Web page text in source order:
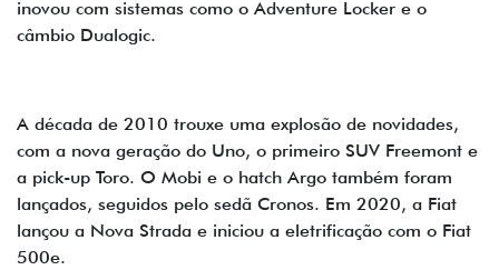
inovou com sistemas como o Adventure Locker e o
câmbio Dualogic.
A década de 2010 trouxe uma explosão de novidades,
com a nova geração do Uno, o primeiro SUV Freemont e
a pick-up Toro. O Mobi e o hatch Argo também foram
lançados, seguidos pelo sedã Cronos. Em 2020, a Fiat
lançou a Nova Strada e iniciou a eletrificação com o Fiat
500e.